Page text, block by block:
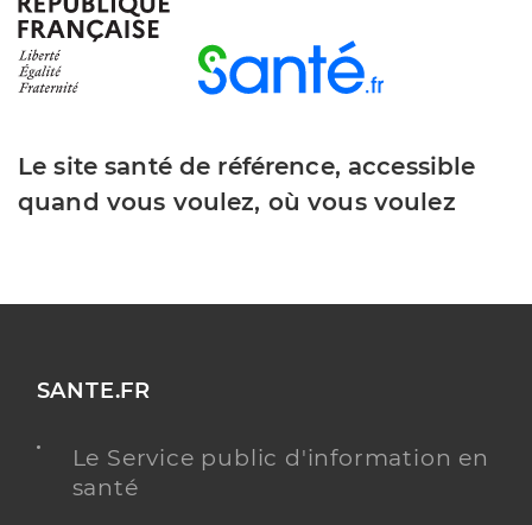
Le site santé de référence, accessible
quand vous voulez, où vous voulez
SANTE.FR
Le Service public d'information en
santé